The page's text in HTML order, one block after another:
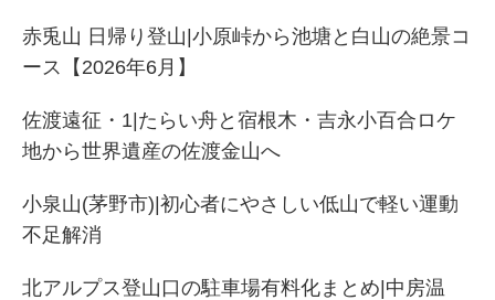
赤兎山 日帰り登山|小原峠から池塘と白山の絶景コ
ース【2026年6月】
佐渡遠征・1|たらい舟と宿根木・吉永小百合ロケ
地から世界遺産の佐渡金山へ
小泉山(茅野市)|初心者にやさしい低山で軽い運動
不足解消
北アルプス登山口の駐車場有料化まとめ|中房温